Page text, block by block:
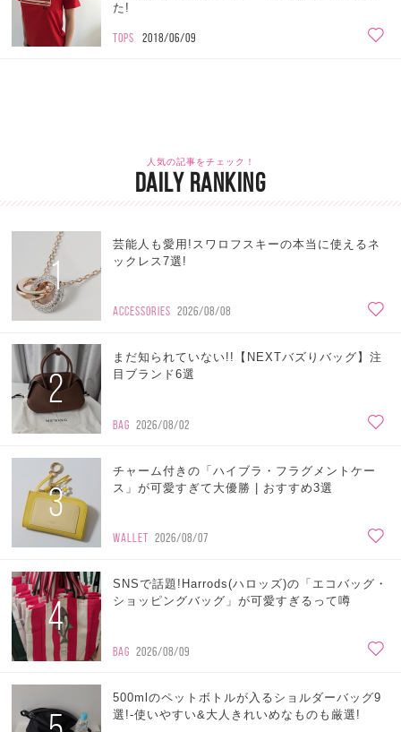
た!
TOPS 2018/06/09
人気の記事をチェック！
DAILY RANKING
1
芸能人も愛用!スワロフスキーの本当に使えるネ
ックレス7選!
ACCESSORIES 2026/08/08
2
まだ知られていない!!【NEXTバズりバッグ】注
目ブランド6選
BAG 2026/08/02
3
チャーム付きの「ハイブラ・フラグメントケー
ス」が可愛すぎて大優勝 | おすすめ3選
WALLET 2026/08/07
4
SNSで話題!Harrods(ハロッズ)の「エコバッグ・
ショッピングバッグ」が可愛すぎるって噂
BAG 2026/08/09
500mlのペットボトルが入るショルダーバッグ9
選!-使いやすい&大人きれいめなものも厳選!